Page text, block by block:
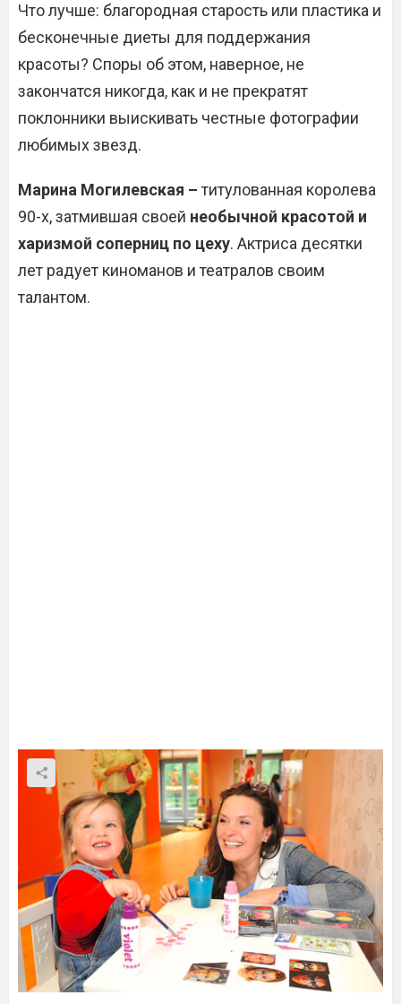
Что лучше: благородная старость или пластика и
бесконечные диеты для поддержания
красоты? Споры об этом, наверное, не
закончатся никогда, как и не прекратят
поклонники выискивать честные фотографии
любимых звезд.
Марина Могилевская –титулованная королева
90-х, затмившая своей необычной красотой и
харизмой соперниц по цеху. Актриса десятки
лет радует киноманов и театралов своим
талантом.